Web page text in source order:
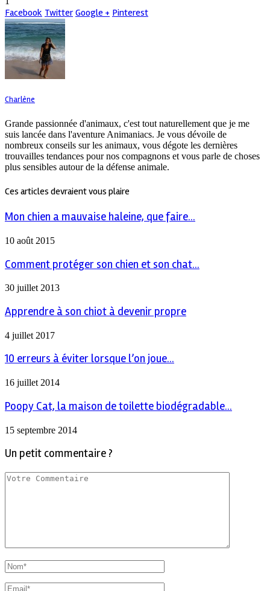
Facebook Twitter Google + Pinterest
Charlène
Grande passionnée d'animaux, c'est tout naturellement que je me
suis lancée dans l'aventure Animaniacs. Je vous dévoile de
nombreux conseils sur les animaux, vous dégote les dernières
trouvailles tendances pour nos compagnons et vous parle de choses
plus sensibles autour de la défense animale.
Ces articles devraient vous plaire
Mon chien a mauvaise haleine, que faire...
10 août 2015
Comment protéger son chien et son chat...
30 juillet 2013
Apprendre à son chiot à devenir propre
4 juillet 2017
10 erreurs à éviter lorsque l’on joue...
16 juillet 2014
Poopy Cat, la maison de toilette biodégradable...
15 septembre 2014
Un petit commentaire ?